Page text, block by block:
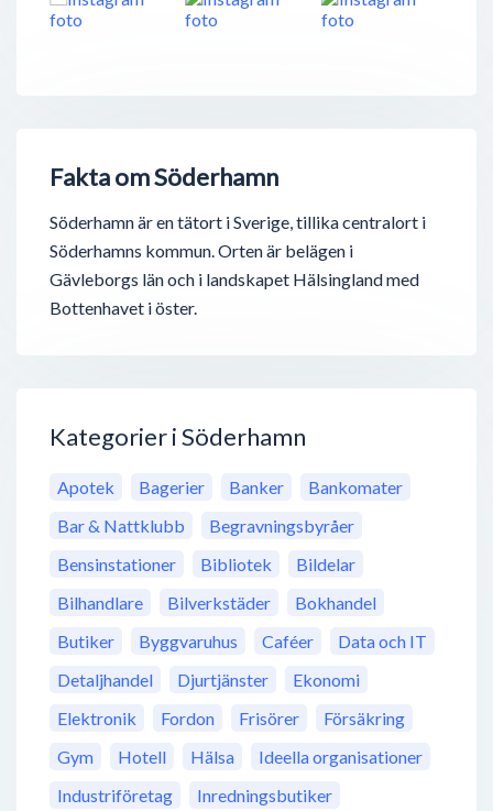
Fakta om Söderhamn
Söderhamn är en tätort i Sverige, tillika centralort i
Söderhamns kommun. Orten är belägen i
Gävleborgs län och i landskapet Hälsingland med
Bottenhavet i öster.
Kategorier i Söderhamn
Apotek Bagerier Banker
Bankomater
Bar & Nattklubb
Begravningsbyråer
Bensinstationer
Bibliotek
Bildelar
Bilhandlare
Bilverkstäder
Bokhandel
Butiker
Byggvaruhus Caféer
Data och IT
Detaljhandel
Djurtjänster
Ekonomi
Elektronik
Fordon Frisörer
Försäkring
Gym
Hotell Hälsa
Ideella organisationer
Industriföretag
Inredningsbutiker